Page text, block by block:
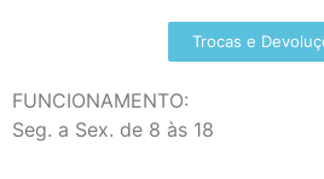
Trocas e
FUNCIONAMENTO:
Seg. a Sex. de 8 às 18